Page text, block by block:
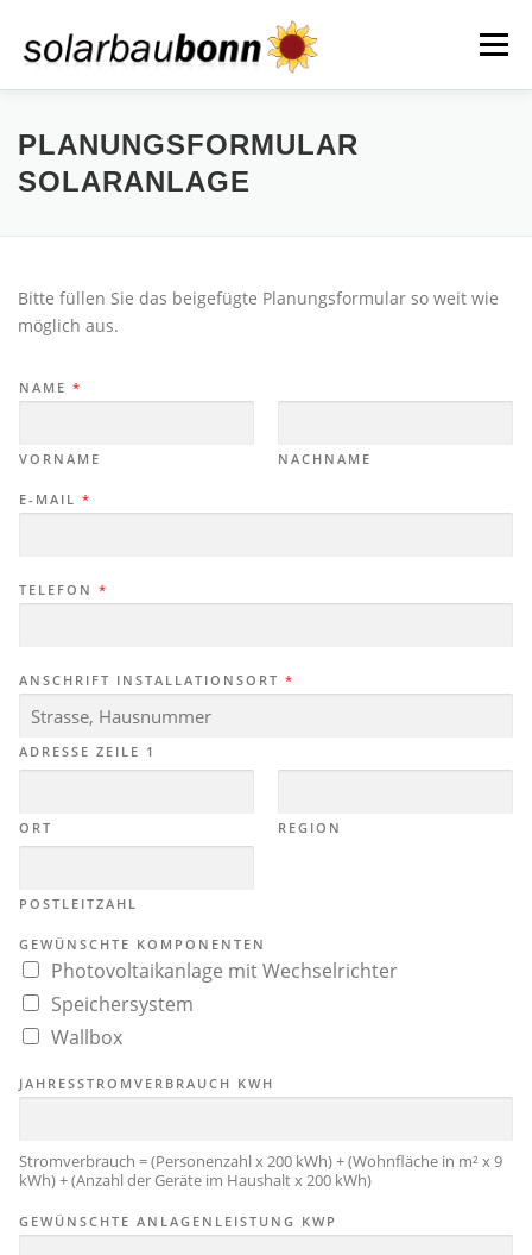
Inhalt
springen
Menü
STARTSEITE ÜBER UNS LEISTUNGEN
PLANUNGSFORMULAR
SOLARANLAGE
Bitte füllen Sie das beigefügte Planungsformular so weit wie
möglich aus.
NAME *
VORNAME NACHNAME
E-MAIL *
TELEFON *
ANSCHRIFT INSTALLATIONSORT *
ADRESSE ZEILE 1
ORT REGION
POSTLEITZAHL
GEWÜNSCHTE KOMPONENTEN
Photovoltaikanlage mit Wechselrichter
Speichersystem
Wallbox
JAHRESSTROMVERBRAUCH KWH
Stromverbrauch = (Personenzahl x 200 kWh) + (Wohnfläche in m² x 9
kWh) + (Anzahl der Geräte im Haushalt x 200 kWh)
GEWÜNSCHTE ANLAGENLEISTUNG KWP